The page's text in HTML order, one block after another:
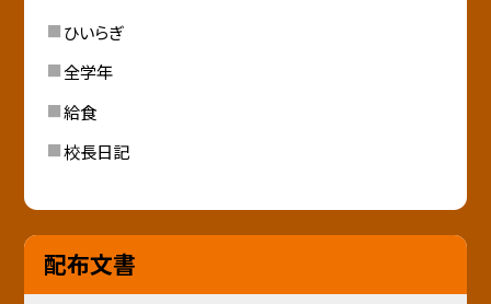
ひいらぎ
全学年
給食
校長日記
配布文書